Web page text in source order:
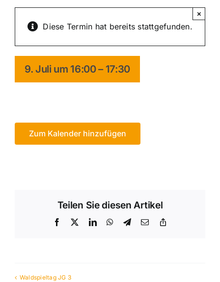
Diese Termin hat bereits stattgefunden.
×
9. Juli um 16:00– 17:30
Zum Kalender hinzufügen
Teilen Sie diesen Artikel
Facebook LinkedInWhatsApp
Telegram
E-
Waldspieltag JG 3